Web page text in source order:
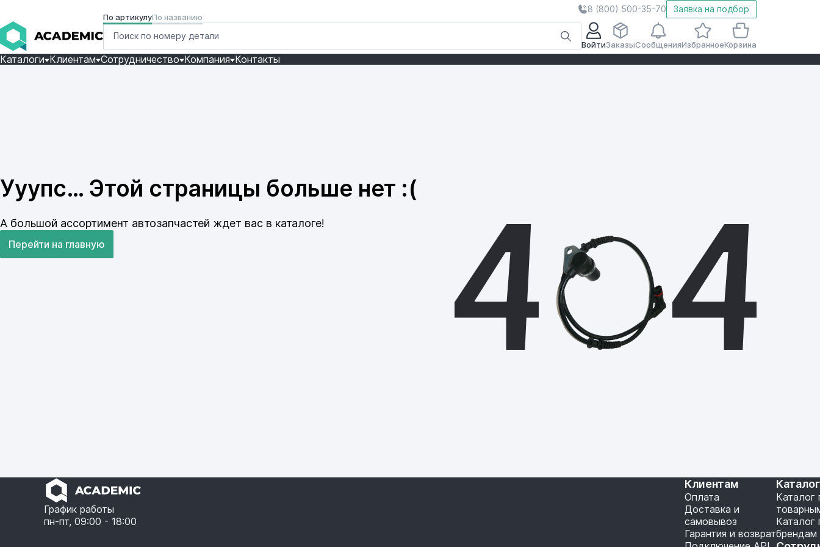
8 (800) 500-35-70 Заявка на подбор
По артикулуПо названию
ВойтиЗаказыСообщенияИзбранноеКорзина
Каталоги Клиентам Сотрудничество Компания Контакты
Ууупс… Этой страницы больше нет :(
А большой ассортимент автозапчастей ждет вас в каталоге!
Перейти на главную
График работы
пн-пт, 09:00 - 18:00
Клиентам
Оплата
Доставка и
самовывоз
Гарантия и возврат
Каталог
Каталог
брендам